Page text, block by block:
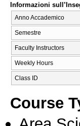
Informazioni
Anno Accademico
Semestre
Faculty Instructors
Weekly Hours
Class ID
Course